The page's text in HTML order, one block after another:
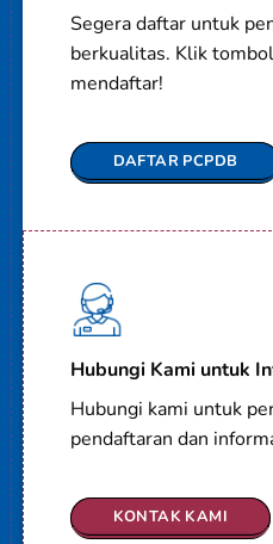
Segera daftar untuk
berkualitas. Klik
mendaftar!
DAFTAR PCPDB
Hubungi Kami untuk
Hubungi kami untuk
pendaftaran dan
KONTAK KAMI